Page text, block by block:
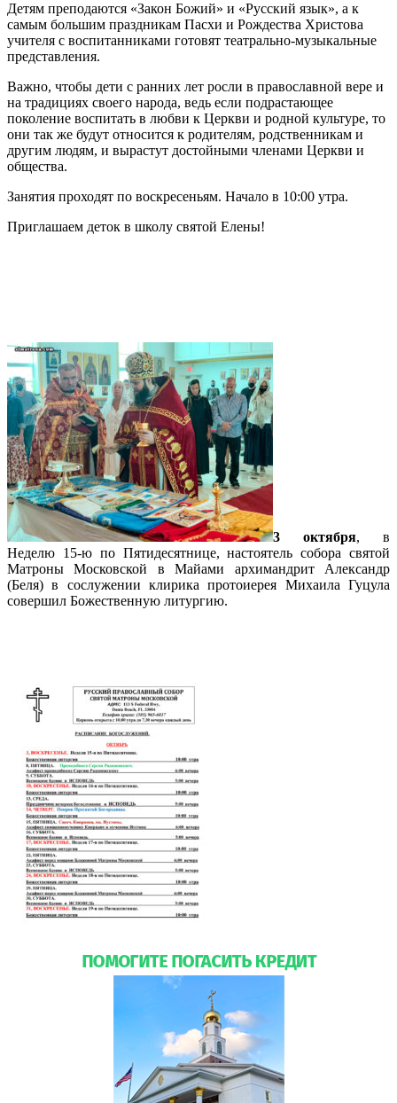
Детям преподаются «Закон Божий» и «Русский язык», а к
самым большим праздникам Пасхи и Рождества Христова
учителя с воспитанниками готовят театрально-музыкальные
представления.
Важно, чтобы дети с ранних лет росли в православной вере и
на традициях своего народа, ведь если подрастающее
поколение воспитать в любви к Церкви и родной культуре, то
они так же будут относится к родителям, родственникам и
другим людям, и вырастут достойными членами Церкви и
общества.
Занятия проходят по воскресеньям. Начало в 10:00 утра.
Приглашаем деток в школу святой Елены!
3 октября, в
Неделю 15-ю по Пятидесятнице, настоятель собора святой
Матроны Московской в Майами архимандрит Александр
(Беля) в сослужении клирика протоиерея Михаила Гуцула
совершил Божественную литургию.